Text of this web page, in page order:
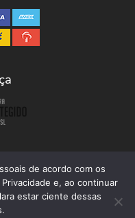
porTinti Tech
de acordo com os
e, ao continuar
estar ciente dessas